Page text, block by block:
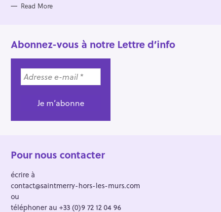
Read More
Abonnez-vous à notre Lettre d’info
Pour nous contacter
écrire à
contact@saintmerry-hors-les-murs.com
ou
téléphoner au +33 (0)9 72 12 04 96